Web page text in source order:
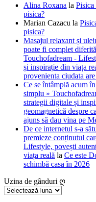
Alina Roxana la Pisica
pisica?
Marian Cazacu la
pisica?
Masajul relaxant și
poate fi complet
Touchofadream -
și inspirație din viața
provenienta ciudata
Ce se întâmplă acum
simplu »
strategii digitale și
geomagnetică despre
ajuns să dau vina pe
De ce internetul s-a
premieze conținutul
Lifestyle, povești
viața reală la Ce este
schimbă casa în 2026
Uzina de gânduri ღ
Uzina